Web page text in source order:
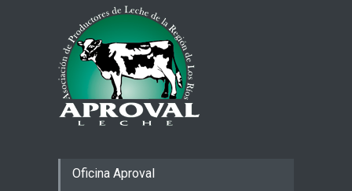
Combustibles y producción
de alimentos
29 marzo 2026
Oficina Aproval